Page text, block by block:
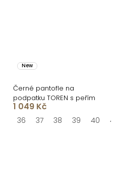
New
Černé pantofle na
podpatku TOREN s peřím
1 049 Kč
36 37 38 39 40 41